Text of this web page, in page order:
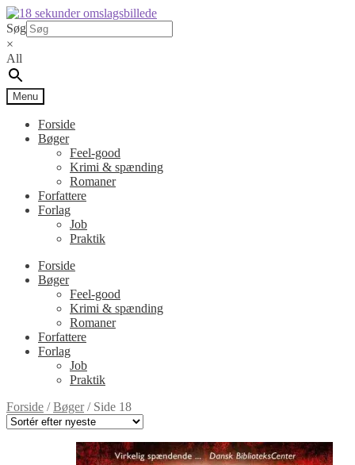
Spring
til
navigation
Spring
til
indhold
Søg
×
All
Menu
Forside
Bøger
Feel-good
Krimi & spænding
Romaner
Forfattere
Forlag
Job
Praktik
Forside
Bøger
Feel-good
Krimi & spænding
Romaner
Forfattere
Forlag
Job
Praktik
Forside /Bøger/ Side 18